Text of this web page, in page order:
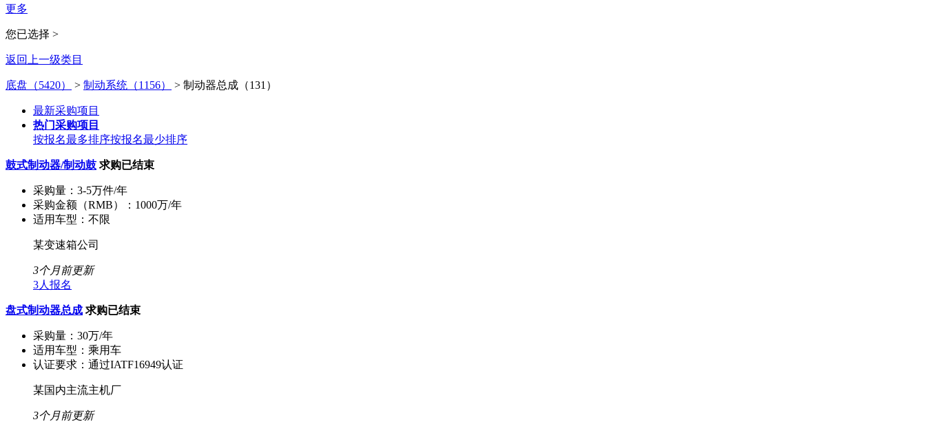
更多
您已选择 >
返回上一级类目
底盘（5420） > 制动系统（1156） > 制动器总成（131）
最新采购项目
热门采购项目
按报名最多排序按报名最少排序
鼓式制动器/制动鼓 求购已结束
采购量： 3-5万件/年
采购金额（RMB）： 1000万/年
适用车型： 不限
某变速箱公司
3个月前更新
3人报名
盘式制动器总成 求购已结束
采购量： 30万/年
适用车型： 乘用车
认证要求： 通过IATF16949认证
某国内主流主机厂
3个月前更新